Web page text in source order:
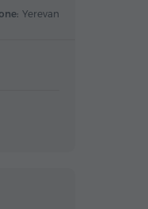
Yerevan